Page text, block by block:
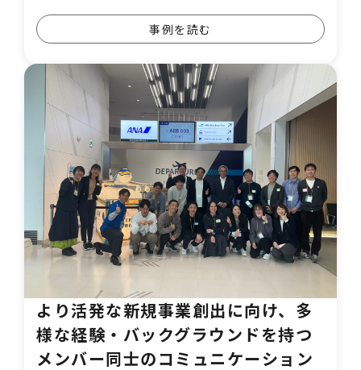
事例を読む
より活発な新規事業創出に向け、多
様な経験・バックグラウンドを持つ
メンバー同士のコミュニケーション